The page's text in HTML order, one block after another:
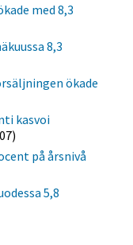
med 8,3
8,3
ökade
kasvoi
på årsnivå
5,8